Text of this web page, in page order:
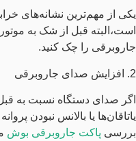
یکی از مهم‌ترین نشانه‌های
است،البته قبل از شک به موتور
جاروبرقی را چک کنید.
2. افزایش صدای جاروبرقی
اگر صدای دستگاه نسبت به
یاتاقان‌ها یا بالانس نبودن
بررسی پاکت جاروبرقی بوش